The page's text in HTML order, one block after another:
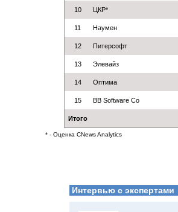
10 ЦКР*
11 Наумен
12 Питерсофт
13 Элевайз
14 Оптима
15 BB Software Co
Итого
* - Оценка CNews Analytics
Интервью с экспертами